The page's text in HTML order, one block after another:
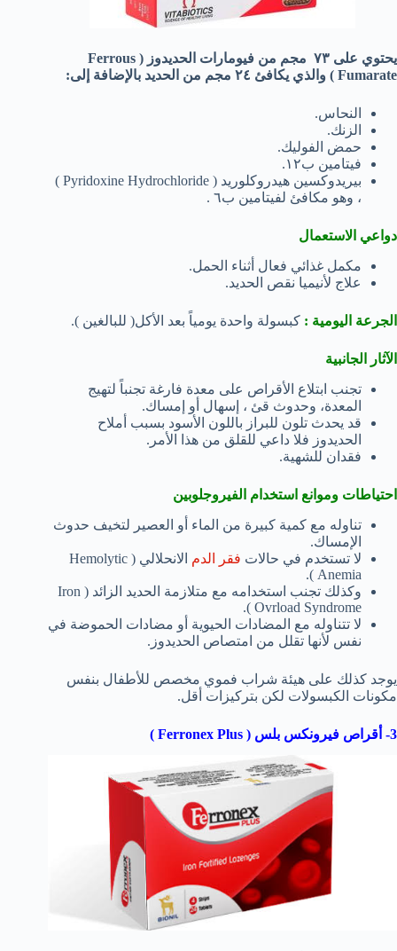
يحتوي على ٧٣ مجم من فيومارات الحديدوز ( Ferrous
Fumarate ) والذي يكافئ ٢٤ مجم من الحديد بالإضافة إلى:
النحاس.
الزنك.
حمض الفوليك.
فيتامين ب١٢.
بيريدوكسين هيدروكلوريد ( Pyridoxine Hydrochloride )
، وهو مكافئ لفيتامين ب٦ .
دواعي الاستعمال
مكمل غذائي فعال أثناء الحمل.
علاج لأنيميا نقص الحديد.
الجرعة اليومية : كبسولة واحدة يومياً بعد الأكل( للبالغين ).
الآثار الجانبية
تجنب ابتلاع الأقراص على معدة فارغة تجنباً لتهيج
المعدة، وحدوث قئ ، إسهال أو إمساك.
قد يحدث تلون للبراز باللون الأسود بسبب أملاح
الحديدوز فلا داعي للقلق من هذا الأمر.
فقدان للشهية.
احتياطات وموانع استخدام الفيروجلوبين
تناوله مع كمية كبيرة من الماء أو العصير لتخيف حدوث
الإمساك.
لا تستخدم في حالات فقر الدم
الانحلالي ( Hemolytic
Anemia ).
وكذلك تجنب استخدامه مع متلازمة الحديد الزائد ( Iron
Ovrload Syndrome ).
لا تتناوله مع المضادات الحيوية أو مضادات الحموضة في
نفس لأنها تقلل من امتصاص الحديدوز.
يوجد كذلك على هيئة شراب فموي مخصص للأطفال بنفس
مكونات الكبسولات لكن بتركيزات أقل.
3- أقراص فيرونكس بلس ( Ferronex Plus )